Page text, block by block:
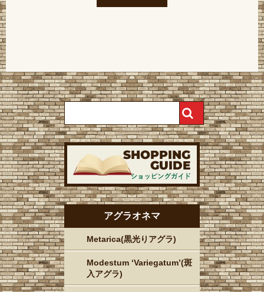
アグラオネマ
Metarica(黒光りアグラ)
Modestum ‘Variegatum’(斑
入アグラ)